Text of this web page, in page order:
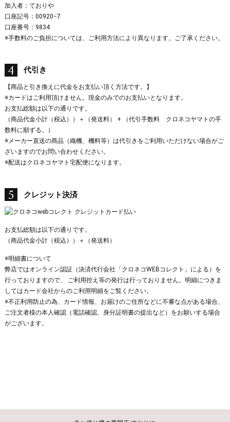
加入者：ておりや
口座記号：00920−7
口座番号：9834
※手数料のご負担については、ご利用方法により異なります。ご了承ください。
代引き
【商品と引き換えに代金をお支払い頂く方法です。】
※カードはご利用頂けません。現金のみでのお支払いとなります。
お支払総額は以下の通りです。
（商品代金小計（税込））＋（発送料） + （代引手数料 クロネコヤマトの手
数料に順ずる。）
※メーカー直送の商品（織機、機料等）は代引きをご利用いただけない場合がご
ざいますのでお問い合わせください。
※配送はクロネコヤマト宅配便になります。
クレジット決済
お支払総額は以下の通りです。
（商品代金小計（税込））＋（発送料）
※明細書について
弊店ではオンライン認証（決済代行会社「クロネコWEBコレクト」による）を
行っておりますので、 ご利用控え等の発行は行っておりません。明細につきま
してはカード会社からのご利用明細をご覧ください。
※不正利用防止の為、カード情報、お届けのご住所などに不審な点がある場合、
ご注文者様の本人確認（電話確認、身分証明書の提出など）をお願いする場合
がございます。